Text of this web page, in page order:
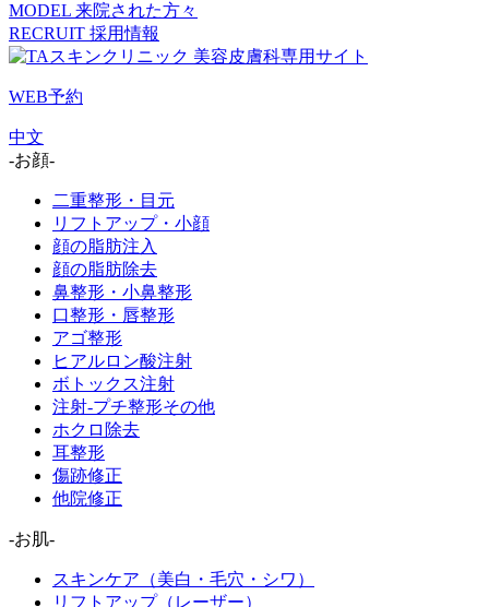
MODEL 来院された方々
RECRUIT 採用情報
WEB予約
中文
-お顔-
二重整形・目元
リフトアップ・小顔
顔の脂肪注入
顔の脂肪除去
鼻整形・小鼻整形
口整形・唇整形
アゴ整形
ヒアルロン酸注射
ボトックス注射
注射-プチ整形その他
ホクロ除去
耳整形
傷跡修正
他院修正
-お肌-
スキンケア（美白・毛穴・シワ）
リフトアップ（レーザー）